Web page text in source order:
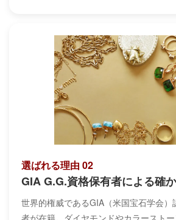
選ばれる理由 02
GIA G.G.資格保有者による確
世界的権威であるGIA（米国宝石学会